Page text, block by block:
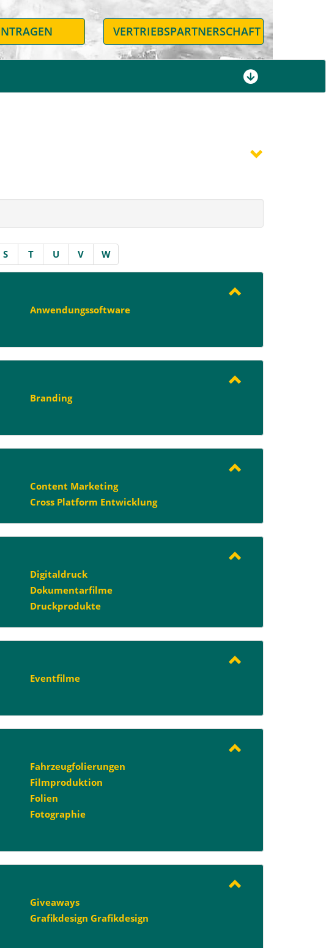
VERTRIEBSPARTNERSCHAFT
S T U V W
Anwendungssoftware
Branding
Content Marketing
Cross Platform Entwicklung
Digitaldruck
Dokumentarfilme
Druckprodukte
Eventfilme
Fahrzeugfolierungen
Filmproduktion
Folien
Fotographie
Giveaways
Grafikdesign Grafikdesign